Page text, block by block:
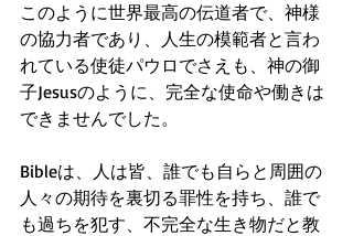
このように世界最高の伝道者で、神様
の協力者であり、人生の模範者と言わ
れている使徒パウロでさえも、神の御
子Jesusのように、完全な使命や働きは
できませんでした。
Bibleは、人は皆、誰でも自らと周囲の
人々の期待を裏切る罪性を持ち、誰で
も過ちを犯す、不完全な生き物だと教